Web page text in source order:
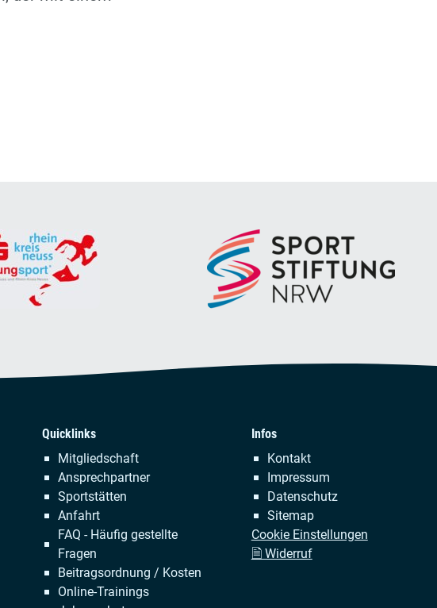
Quicklinks
Navigation
überspringen
Mitgliedschaft
Ansprechpartner
Sportstätten
Anfahrt
FAQ - Häufig gestellte
Fragen
Beitragsordnung / Kosten
Online-Trainings
Infos
Navigation
überspringen
Kontakt
Impressum
Datenschutz
Sitemap
Cookie Einstellungen
🗎 Widerruf